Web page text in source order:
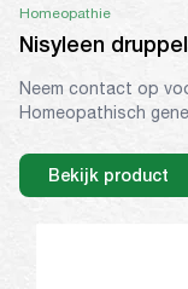
Homeopathie
Nisyleen
Neem contact op
Homeopathisch
Bekijk product